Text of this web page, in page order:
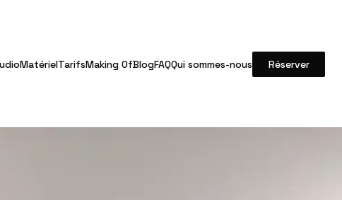
MatérielTarifsMaking OfBlogFAQQui sommes-nous Réserver